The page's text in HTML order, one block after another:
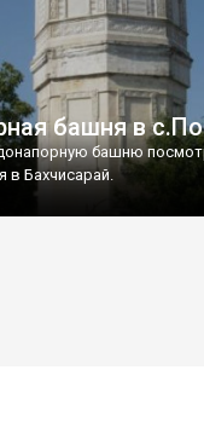
башня в
башню
Бахчисарай.